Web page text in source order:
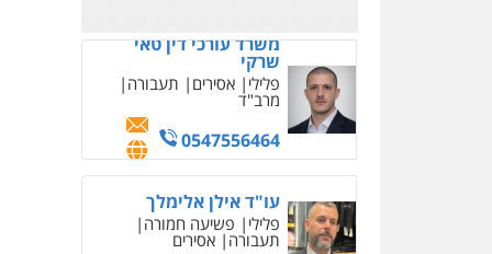
משרד עורכי דין טאי
שרקי
פלילי אסירים תעבורה
מרב"ד
0547556464
עו"ד אילן אלימלך
פלילי פשיעה חמורה
תעבורה אסירים